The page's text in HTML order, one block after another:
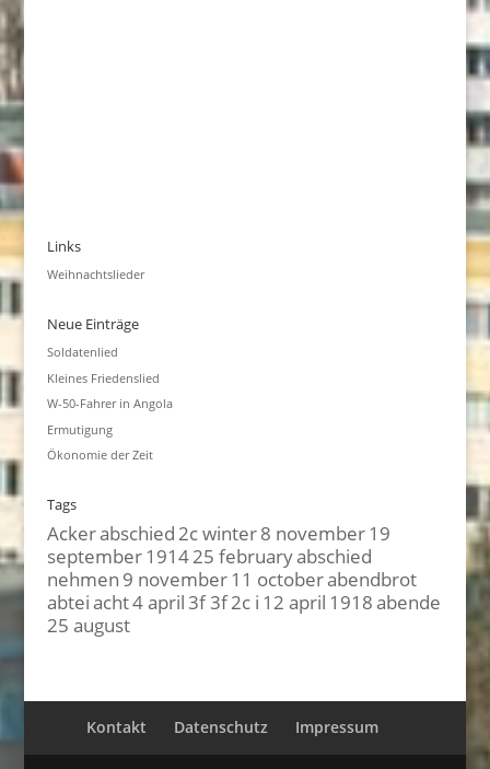
Links
Weihnachtslieder
Neue Einträge
Soldatenlied
Kleines Friedenslied
W-50-Fahrer in Angola
Ermutigung
Ökonomie der Zeit
Tags
Ackerabschied2c winter8 november19
september191425 februaryabschied
nehmen 9 november11 octoberabendbrot
abteiacht4 april3f 3f2c i 12 april 1918abende
25 august
Kontakt Datenschutz Impressum